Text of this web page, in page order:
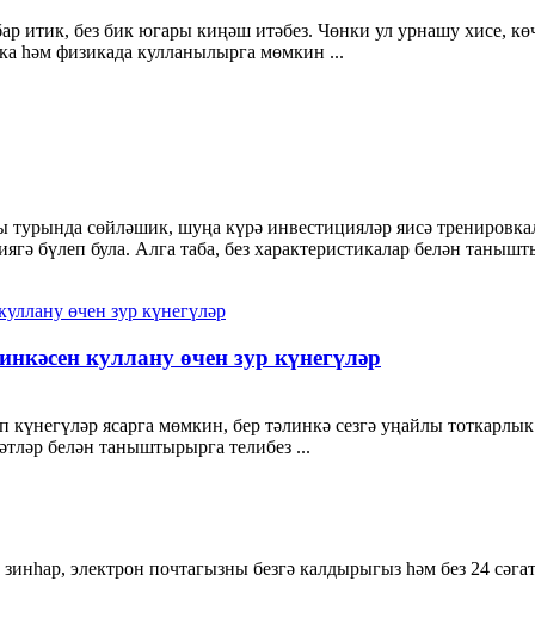
итик, без бик югары киңәш итәбез. Чөнки ул урнашу хисе,
һәм физикада кулланылырга мөмкин ...
сөйләшик, шуңа күрә инвестицияләр яисә
бүлеп була. Алга таба, без характеристикалар белән
куллану өчен зур күнегүләр
ясарга мөмкин, бер тәлинкә сезгә уңайлы
белән таныштырырга телибез ...
электрон почтагызны безгә калдырыгыз һәм без 24